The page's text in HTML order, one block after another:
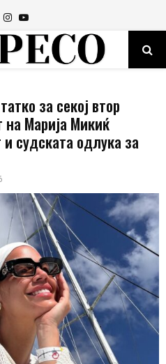
Instagram
Youtube
за секој втор
Марија Микиќ
судската одлука за